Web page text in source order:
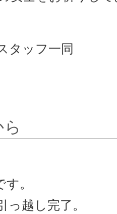
タッフ一同
。
っ越し完了。